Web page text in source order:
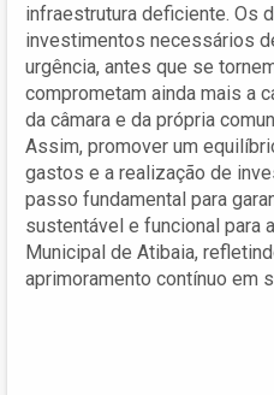
infraestrutura deficiente. Os
investimentos necessários
urgência, antes que se
comprometam ainda mais a
da câmara e da própria
Assim, promover um
gastos e a realização de
passo fundamental para
sustentável e funcional para
Municipal de Atibaia,
aprimoramento contínuo em